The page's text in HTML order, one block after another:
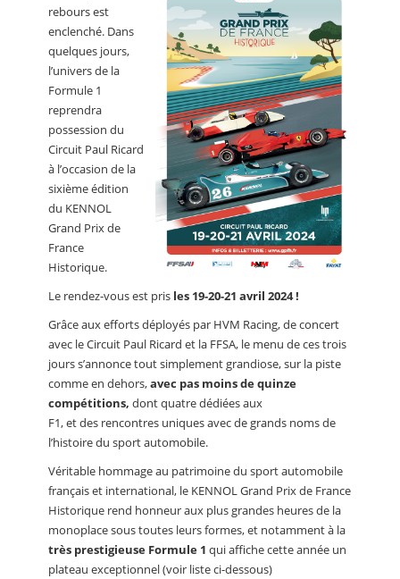
rebours est
enclenché. Dans
quelques jours,
l’univers de la
Formule 1
reprendra
possession du
Circuit Paul Ricard
à l’occasion de la
sixième édition
du KENNOL
Grand Prix de
France
Historique.
Le rendez-vous est pris les 19-20-21 avril 2024 !
Grâce aux efforts déployés par HVM Racing, de concert
avec le Circuit Paul Ricard et la FFSA, le menu de ces trois
jours s’annonce tout simplement grandiose, sur la piste
comme en dehors,avec pas moins de quinze
compétitions, dont quatre dédiées aux
F1, et des rencontres uniques avec de grands noms de
l’histoire du sport automobile.
Véritable hommage au patrimoine du sport automobile
français et international, le KENNOL Grand Prix de France
Historique rend honneur aux plus grandes heures de la
monoplace sous toutes leurs formes, et notamment à la
très prestigieuse Formule 1 qui affiche cette année un
plateau exceptionnel (voir liste ci-dessous)